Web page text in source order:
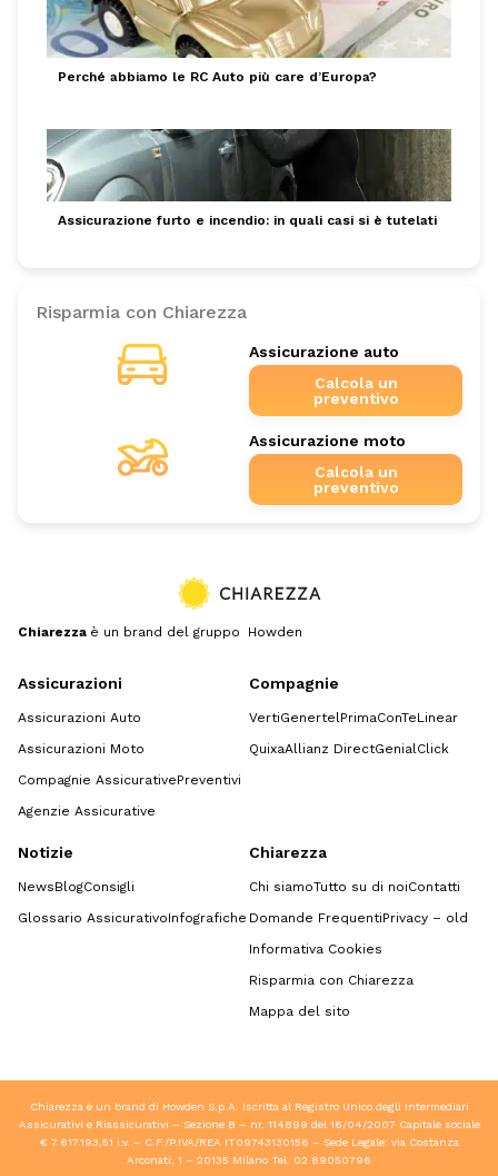
Perché abbiamo le RC Auto più care d’Europa?
Assicurazione furto e incendio: in quali casi si è tutelati
Risparmia con Chiarezza
Assicurazione auto
Calcola un
preventivo
Assicurazione moto
Calcola un
preventivo
Chiarezza è un brand del gruppo Howden
Assicurazioni
Assicurazioni Auto
Assicurazioni Moto
Compagnie AssicurativePreventivi
Agenzie Assicurative
Compagnie
VertiGenertelPrimaConTeLinear
QuixaAllianz DirectGenialClick
Notizie
NewsBlogConsigli
Glossario AssicurativoInfografiche
Chiarezza
Chi siamoTutto su di noiContatti
Domande FrequentiPrivacy – old
Informativa Cookies
Risparmia con Chiarezza
Mappa del sito
Chiarezza è un brand di Howden S.p.A. Iscritta al Registro Unico degli Intermediari
Assicurativi e Riassicurativi – Sezione B – nr. 114899 del 16/04/2007 Capitale sociale
€ 7.617.193,51 i.v. – C.F./P.IVA/REA IT09743130156 – Sede Legale: via Costanza
Arconati, 1 – 20135 Milano Tel. 02 89050796